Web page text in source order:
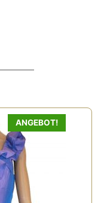
ANGEBOT!